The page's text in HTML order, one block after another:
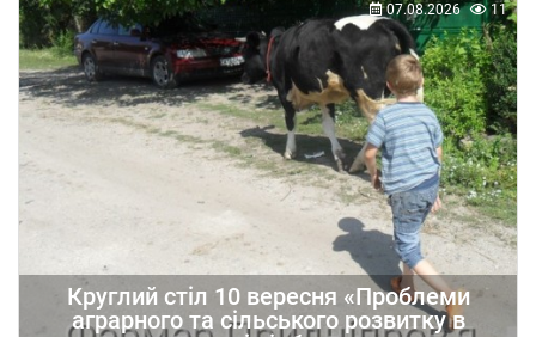
Круглий стіл 10 вересня «Проблеми
аграрного та сільського розвитку в
07.08.2026 11